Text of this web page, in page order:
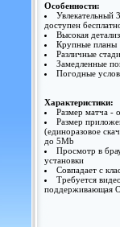
Особенности:
Увлекательный
доступен
Высокая
Крупные планы
Различные
Замедленные
Погодные
Характеристики:
Размер матча -
Размер
(единоразовое
до 5Mb
Просмотр в
установки
Совпадает с
Требуется
поддерживающая